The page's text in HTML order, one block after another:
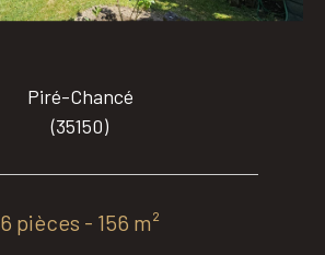
Piré-Chancé
(35150)
6 pièces - 156 m²